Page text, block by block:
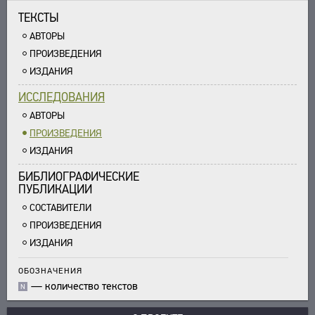
ТЕКСТЫ
АВТОРЫ
ПРОИЗВЕДЕНИЯ
ИЗДАНИЯ
ИССЛЕДОВАНИЯ
АВТОРЫ
ПРОИЗВЕДЕНИЯ
ИЗДАНИЯ
БИБЛИОГРАФИЧЕСКИЕ
ПУБЛИКАЦИИ
СОСТАВИТЕЛИ
ПРОИЗВЕДЕНИЯ
ИЗДАНИЯ
ОБОЗНАЧЕНИЯ
N — количество текстов